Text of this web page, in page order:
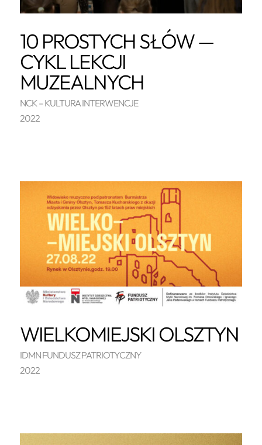
10 PROSTYCH SŁÓW —
CYKL LEKCJI
MUZEALNYCH
NCK – KULTURA INTERWENCJE
2022
WIELKOMIEJSKI OLSZTYN
IDMN FUNDUSZ PATRIOTYCZNY
2022